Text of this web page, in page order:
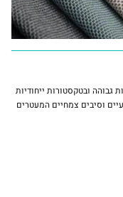
גבוהה ובטקסטורות ייחודיות
וסיבים צמחיים המעטרים